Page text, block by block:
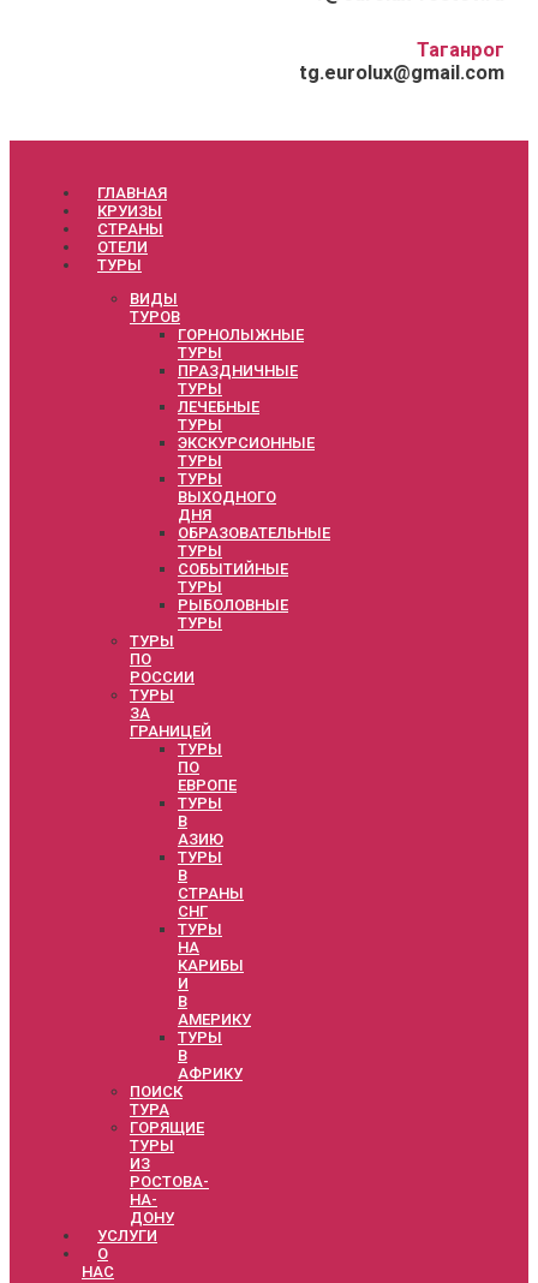
Таганрог
tg.eurolux@gmail.com
ГЛАВНАЯ
КРУИЗЫ
СТРАНЫ
ОТЕЛИ
ТУРЫ
ВИДЫ
ТУРОВ
ГОРНОЛЫЖНЫЕ
ТУРЫ
ПРАЗДНИЧНЫЕ
ТУРЫ
ЛЕЧЕБНЫЕ
ТУРЫ
ЭКСКУРСИОННЫЕ
ТУРЫ
ТУРЫ
ВЫХОДНОГО
ДНЯ
ОБРАЗОВАТЕЛЬНЫЕ
ТУРЫ
СОБЫТИЙНЫЕ
ТУРЫ
РЫБОЛОВНЫЕ
ТУРЫ
ТУРЫ
ПО
РОССИИ
ТУРЫ
ЗА
ГРАНИЦЕЙ
ТУРЫ
ПО
ЕВРОПЕ
ТУРЫ
В
АЗИЮ
ТУРЫ
В
СТРАНЫ
СНГ
ТУРЫ
НА
КАРИБЫ
И
В
АМЕРИКУ
ТУРЫ
В
АФРИКУ
ПОИСК
ТУРА
ГОРЯЩИЕ
ТУРЫ
ИЗ
РОСТОВА-
НА-
ДОНУ
УСЛУГИ
О
НАС